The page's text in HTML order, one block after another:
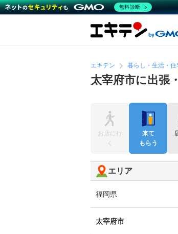
エキテン 暮らし・生活・住
太宰府市に出張
お店に行
く
来て
もらう
エリア
福岡県
太宰府市
無料診断